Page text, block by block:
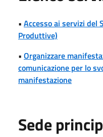
• Accesso ai servizi del
Produttive)
• Organizzare
comunicazione per lo
manifestazione
Sede